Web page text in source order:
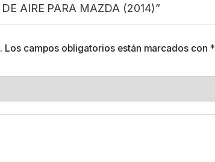
AIRE PARA MAZDA (2014)”
Los campos obligatorios están marcados con*